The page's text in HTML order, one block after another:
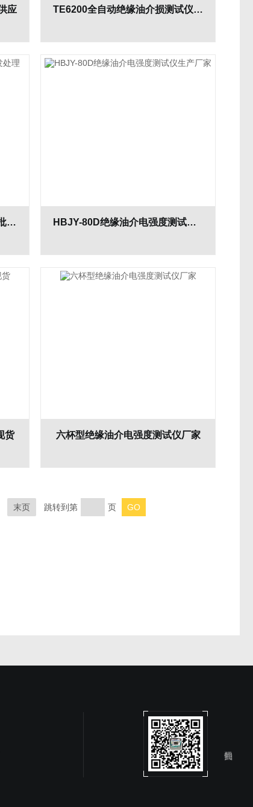
应 TE6200全自动绝缘油介损测试仪优质发货
HBJY-II绝缘油介电强度测试仪批发处理 HBJY-80D绝缘油介电强度测试仪生产厂家
货 六杯型绝缘油介电强度测试仪厂家
末页 跳转到第 页